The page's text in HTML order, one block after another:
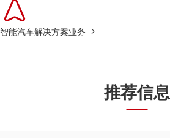
智能汽车解决方案业务
推荐信息